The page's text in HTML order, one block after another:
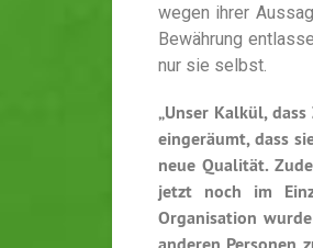
wegen ihrer
Bewährung
nur sie selbst.
„Unser Kalkül,
eingeräumt, dass
neue Qualität.
jetzt noch im
Organisation